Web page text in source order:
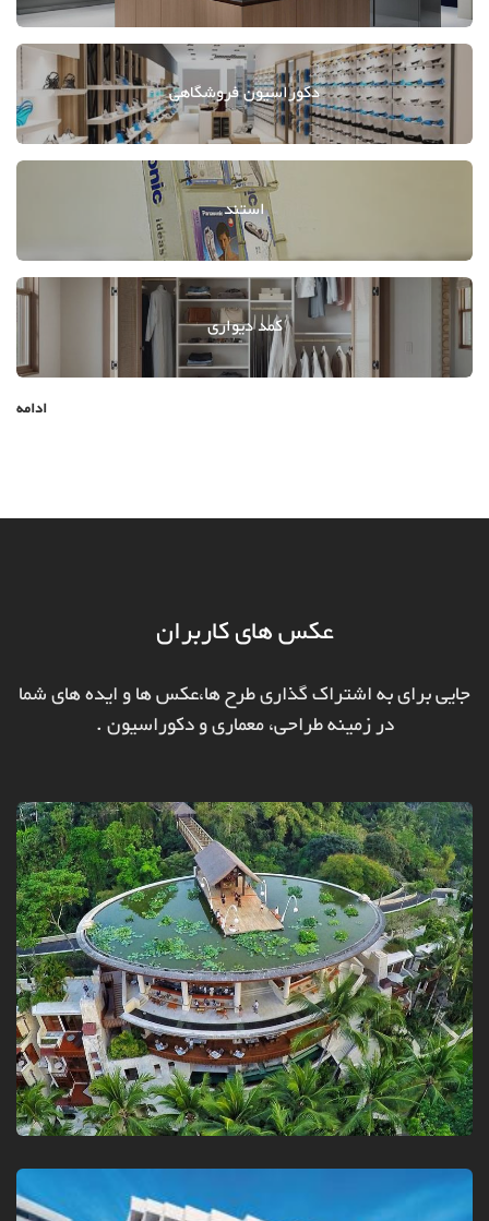
دکوراسیون فروشگاهی
استند
کمد دیواری
ادامه
عکس های کاربران
جایی برای به اشتراک گذاری طرح ها،عکس ها و ایده های شما
در زمینه طراحی، معماری و دکوراسیون .